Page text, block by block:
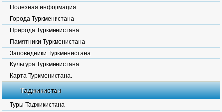
Полезная информация.
Города Туркменистана
Природа Туркменистана
Памятники Туркменистана
Заповедники Туркменистана
Культура Туркменистана
Карта Туркменистана.
Таджикистан
Туры Таджикистана